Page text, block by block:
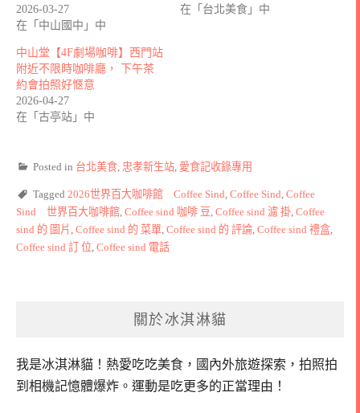
2026-03-27
在「中山國中」中
在「台北美食」中
中山堂【4F劇場咖啡】西門站
附近不限時咖啡廳， 下午茶
約會拍照好愜意
2026-04-27
在「古亭站」中
Posted in 台北美食 忠孝新生站 愛食記收錄專用
Tagged 2026世界百大咖啡館 Coffee Sind Coffee Sind Coffee
Sind 世界百大咖啡館 Coffee sind 咖啡 豆 Coffee sind 濾 掛 Coffee
sind 的 圖片 Coffee sind 的 菜單 Coffee sind 的 評論 Coffee sind 禮盒
Coffee sind 訂 位 Coffee sind 電話
關於冰淇淋貓
我是冰淇淋貓！ 熱愛吃吃美食，國內外旅遊探索，拍照拍
到相機記憶體爆炸。 運動是吃更多的正當理由！